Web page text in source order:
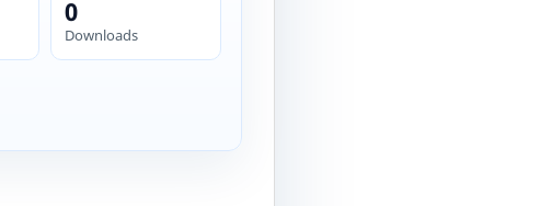
0
Downloads